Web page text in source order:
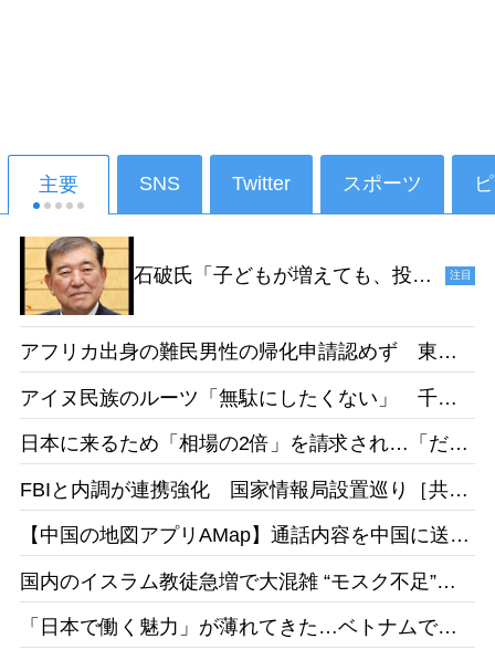
主要 SNS Twitter スポーツ
石破氏「子どもが増えても、投票
からねえ。その時、私たちは政治
家をやっていないでしょう」［デ
イリー新潮］25/1
注目
アフリカ出身の難民男性の帰化申請認めず 東京
経］26/05
アイヌ民族のルーツ「無駄にしたくない」 千葉
県出身・佐藤さんが平取高入学 差別受けた父の
遺志受け継ぐ［北海道新聞］26/05
日本に来るため「相場の2倍」を請求され…「だか
ム人女性の事情［東京新聞］26/05
FBIと内調が連携強化 国家情報局設置巡り［共
同］26/05
【中国の地図アプリAMap】通話内容を中国に送
国内のイスラム教徒急増で大混雑 “モスク不足”訴
えの一方で相次ぐ建設反対［テレ朝］26/04
「日本で働く魅力」が薄れてきた…ベトナムで募